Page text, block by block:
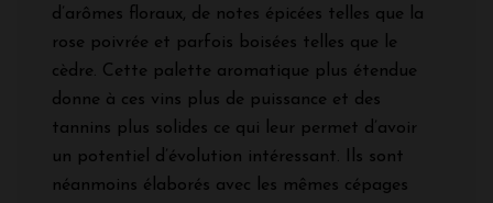
d’arômes floraux, de notes épicées telles que la
rose poivrée et parfois boisées telles que le
cèdre. Cette palette aromatique plus étendue
donne à ces vins plus de puissance et des
tannins plus solides ce qui leur permet d’avoir
un potentiel d’évolution intéressant. Ils sont
néanmoins élaborés avec les mêmes cépages